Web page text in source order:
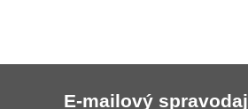
E-mailový spravodaj